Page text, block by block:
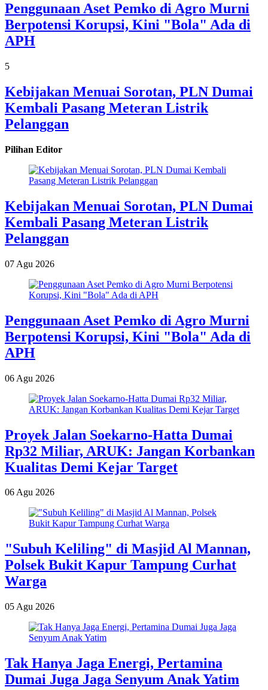
Penggunaan Aset Pemko di Agro Murni
Berpotensi Korupsi, Kini "Bola" Ada di
APH
5
Kebijakan Menuai Sorotan, PLN Dumai
Kembali Pasang Meteran Listrik
Pelanggan
Pilihan Editor
Kebijakan Menuai Sorotan, PLN Dumai
Kembali Pasang Meteran Listrik
Pelanggan
07 Agu 2026
Penggunaan Aset Pemko di Agro Murni
Berpotensi Korupsi, Kini "Bola" Ada di
APH
06 Agu 2026
Proyek Jalan Soekarno-Hatta Dumai
Rp32 Miliar, ARUK: Jangan Korbankan
Kualitas Demi Kejar Target
06 Agu 2026
"Subuh Keliling" di Masjid Al Mannan,
Polsek Bukit Kapur Tampung Curhat
Warga
05 Agu 2026
Tak Hanya Jaga Energi, Pertamina
Dumai Juga Jaga Senyum Anak Yatim